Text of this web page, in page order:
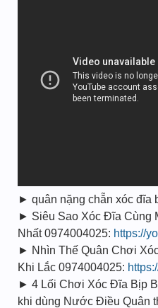
► quân nặng chẵn xóc đĩa
► Siêu Sao Xóc Đĩa Cùng
Nhất 0974004025: https://
► Nhìn Thế Quân Chơi
Khi Lắc 0974004025:
► 4 Lối Chơi Xóc Đĩa Bịp
khi dùng Nước Điều Quân